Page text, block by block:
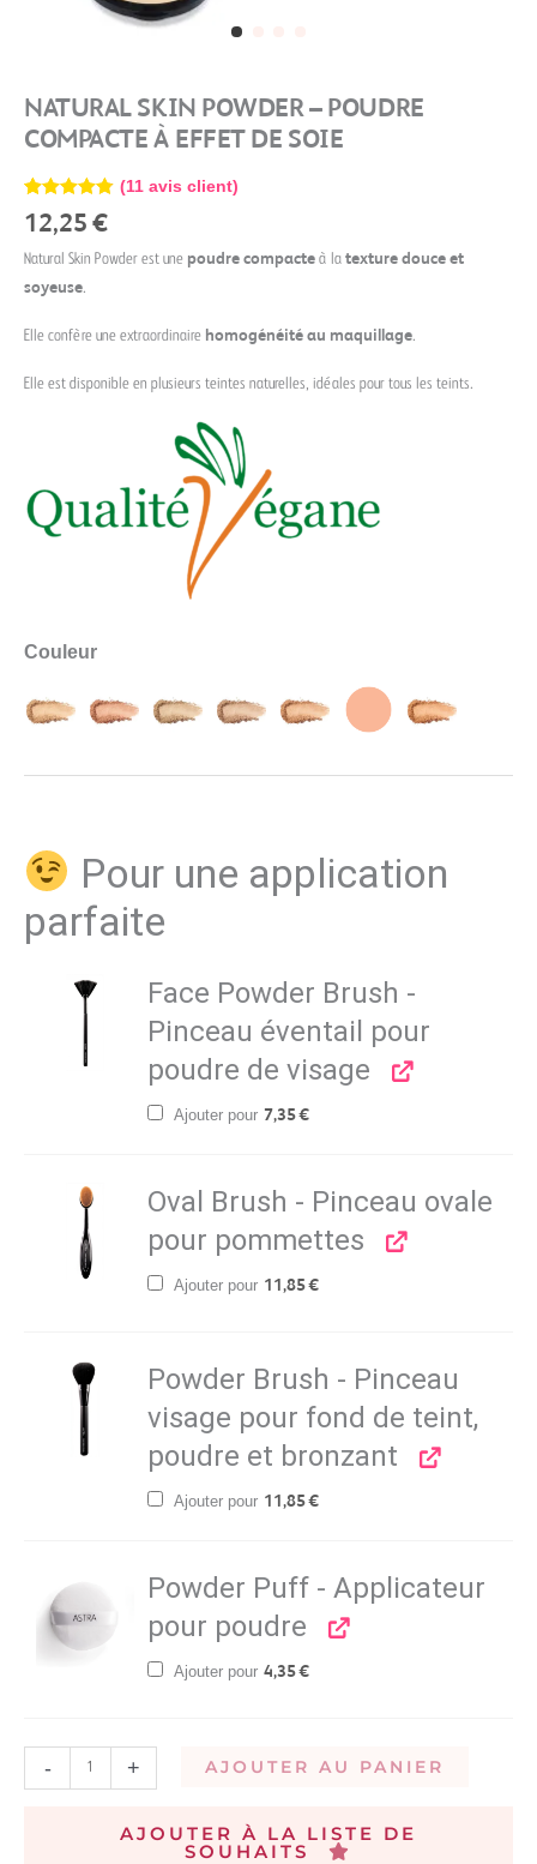
NATURAL SKIN POWDER – POUDRE
COMPACTE À EFFET DE SOIE
Noté 4.73
sur 5
11
notations
(11avis client)
12,25€
Natural Skin Powder est une poudre compacte à la texture douce et
soyeuse.
Elle confère une extraordinaire homogénéité au maquillage.
Elle est disponible en plusieurs teintes naturelles, idéales pour tous les teints.
Couleur
Pour une application
parfaite
Face Powder Brush -
Pinceau éventail pour
poudre de visage
Ajouter pour 7,35€
Oval Brush - Pinceau ovale
pour pommettes
Ajouter pour 11,85€
Powder Brush - Pinceau
visage pour fond de teint,
poudre et bronzant
Ajouter pour 11,85€
Powder Puff - Applicateur
pour poudre
Ajouter pour 4,35€
- + AJOUTER AU PANIER
AJOUTER À LA LISTE DE
SOUHAITS